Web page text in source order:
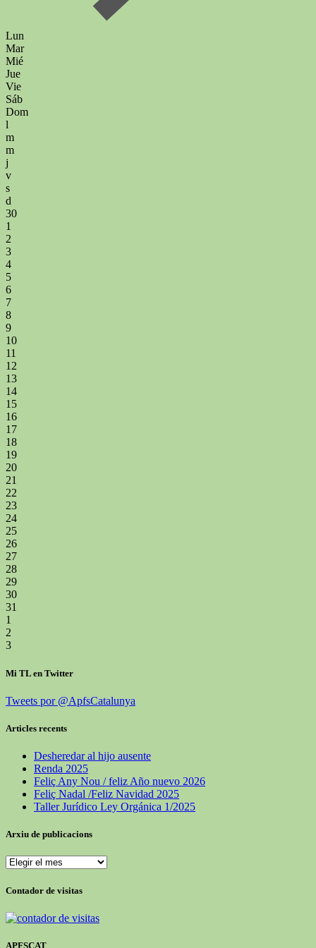
Lun
Mar
Mié
Jue
Vie
Sáb
Dom
l
m
m
j
v
s
d
30
1
2
3
4
5
6
7
8
9
10
11
12
13
14
15
16
17
18
19
20
21
22
23
24
25
26
27
28
29
30
31
1
2
3
Mi TL en Twitter
Tweets por @ApfsCatalunya
Articles recents
Desheredar al hijo ausente
Renda 2025
Feliç Any Nou / feliz Año nuevo 2026
Feliç Nadal /Feliz Navidad 2025
Taller Jurídico Ley Orgánica 1/2025
Arxiu de publicacions
Arxiu
publicacions
Contador de visitas
APFSCAT